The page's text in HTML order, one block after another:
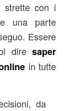
strette con i
una parte
Essere
diresaper
in tutte
da